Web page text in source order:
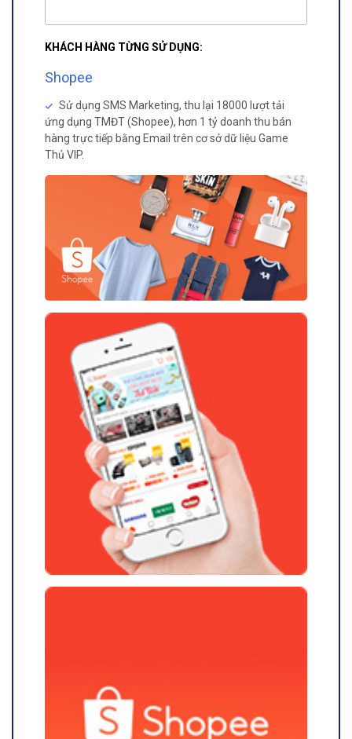
KHÁCH HÀNG TỪNG SỬ DỤNG:
Shopee
Sử dụng SMS Marketing, thu lại 18000 lượt tải
ứng dụng TMĐT (Shopee), hơn 1 tỷ doanh thu bán
hàng trực tiếp bằng Email trên cơ sở dữ liệu Game
Thủ VIP.